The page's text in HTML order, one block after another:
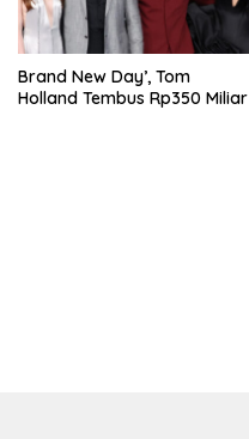
Brand New Day’, Tom
Holland Tembus Rp350 Miliar